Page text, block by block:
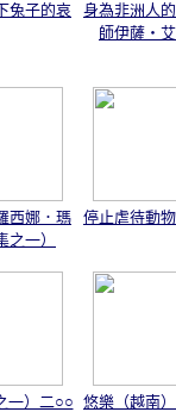
兔子的哀
身為非洲人
師伊薩‧
西娜．瑪
一）
停止虐待動
一）二○○ 悠樂（越南